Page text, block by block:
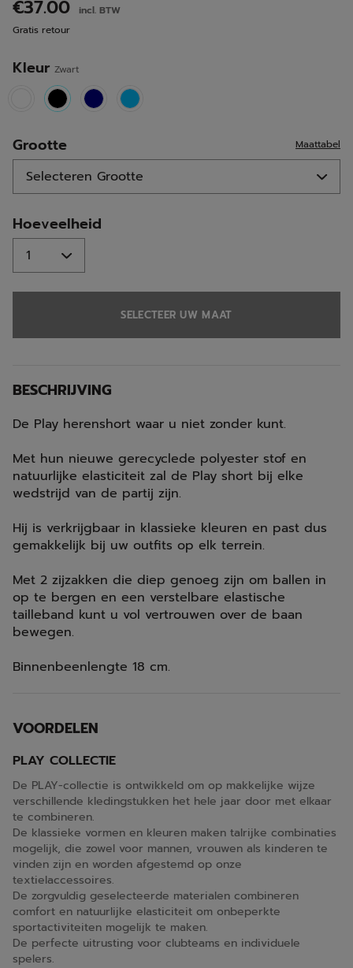
€37.00
incl. BTW
Gratis retour
Kleur Zwart
selected
Grootte Maattabel
Hoeveelheid
SELECTEER UW MAAT
BESCHRIJVING
De Play herenshort waar u niet zonder kunt.
Met hun nieuwe gerecyclede polyester stof en
natuurlijke elasticiteit zal de Play short bij elke
wedstrijd van de partij zijn.
Hij is verkrijgbaar in klassieke kleuren en past dus
gemakkelijk bij uw outfits op elk terrein.
Met 2 zijzakken die diep genoeg zijn om ballen in
op te bergen en een verstelbare elastische
tailleband kunt u vol vertrouwen over de baan
bewegen.
Binnenbeenlengte 18 cm.
VOORDELEN
PLAY COLLECTIE
De PLAY-collectie is ontwikkeld om op makkelijke wijze
verschillende kledingstukken het hele jaar door met elkaar
te combineren.
De klassieke vormen en kleuren maken talrijke combinaties
mogelijk, die zowel voor mannen, vrouwen als kinderen te
vinden zijn en worden afgestemd op onze
textielaccessoires.
De zorgvuldig geselecteerde materialen combineren
comfort en natuurlijke elasticiteit om onbeperkte
sportactiviteiten mogelijk te maken.
De perfecte uitrusting voor clubteams en individuele
spelers.